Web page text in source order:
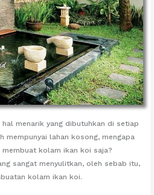
menarik yang dibutuhkan di setiap
mempunyai lahan kosong, mengapa
kolam ikan koi saja?
sangat menyulitkan, oleh sebab itu,
kolam ikan koi.